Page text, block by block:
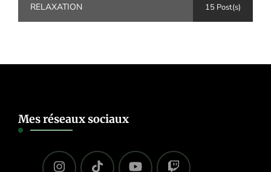
RELAXATION 15 Post(s)
Mes réseaux sociaux